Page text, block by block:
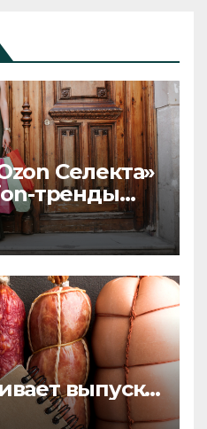
Селекта»
тренды
выпуск